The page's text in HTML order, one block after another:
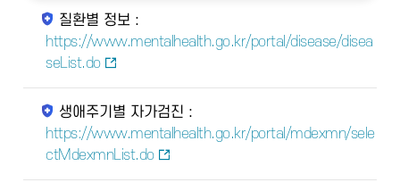
질환별 정보 :
https://www.mentalhealth.go.kr/portal/disease/disea
seList.do
생애주기별 자가검진 :
https://www.mentalhealth.go.kr/portal/mdexmn/sele
ctMdexmnList.do